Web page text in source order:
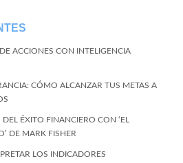
ACCIONES CON INTELIGENCIA
CÓMO ALCANZAR TUS METAS A
ÉXITO FINANCIERO CON ‘EL
DE MARK FISHER
LOS INDICADORES